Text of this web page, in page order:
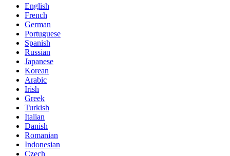
English
French
German
Portuguese
Spanish
Russian
Japanese
Korean
Arabic
Irish
Greek
Turkish
Italian
Danish
Romanian
Indonesian
Czech